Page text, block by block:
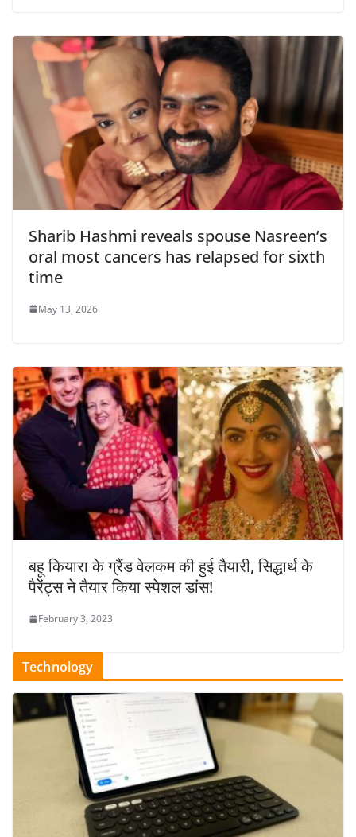
Sharib Hashmi reveals spouse Nasreen’s
oral most cancers has relapsed for sixth
time
May 13, 2026
बहू कियारा के ग्रैंड वेलकम की हुई तैयारी, सिद्धार्थ के
पैरेंट्स ने तैयार किया स्पेशल डांस!
February 3, 2023
Technology